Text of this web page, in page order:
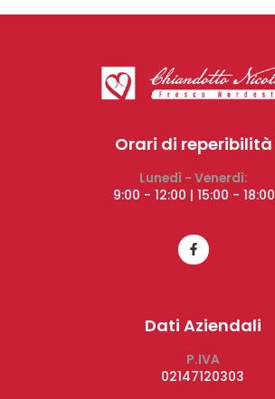
Orari di reperibilità
Lunedì - Venerdì:
9:00 - 12:00 | 15:00 - 18:00
Dati Aziendali
P.IVA
02147120303